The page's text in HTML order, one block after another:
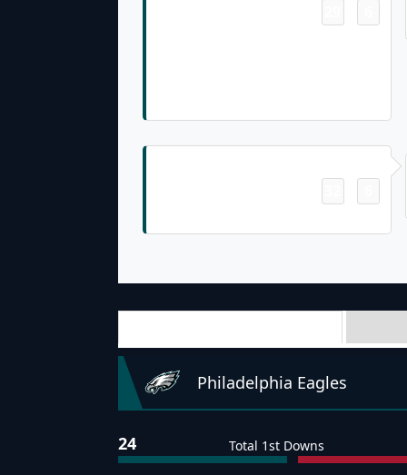
Philadelphia Eagles
24 Total 1st Downs